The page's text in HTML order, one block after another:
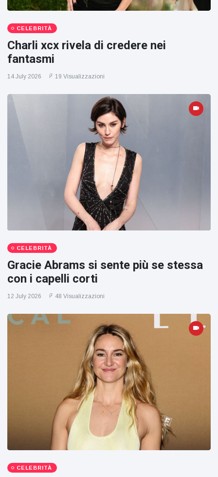
CELEBRITÀ
Charli xcx rivela di credere nei
fantasmi
14 July 2026 19 Visualizzazioni
CELEBRITÀ
Gracie Abrams si sente più se stessa
con i capelli corti
12 July 2026 48 Visualizzazioni
CELEBRITÀ